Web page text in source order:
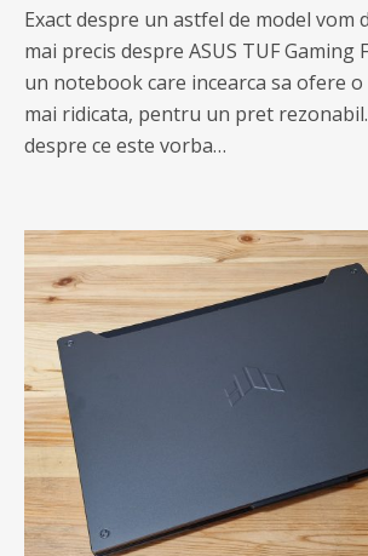
Exact despre un astfel de model vom
mai precis despre ASUS TUF Gaming
un notebook care incearca sa ofere
mai ridicata, pentru un pret rezonabil.
despre ce este vorba…